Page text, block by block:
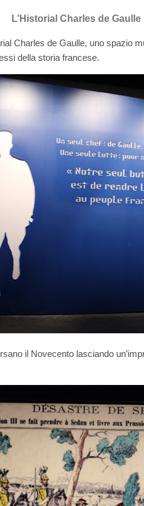
L’Historial Charles de Gaulle
Charles de Gaulle, uno spazio
della storia francese.
il Novecento lasciando